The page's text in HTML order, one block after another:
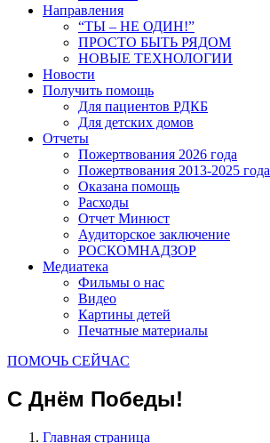
Направления
“ТЫ – НЕ ОДИН!”
ПРОСТО БЫТЬ РЯДОМ
НОВЫЕ ТЕХНОЛОГИИ
Новости
Получить помощь
Для пациентов РДКБ
Для детских домов
Отчеты
Пожертвования 2026 года
Пожертвования 2013-2025 года
Оказана помощь
Расходы
Отчет Минюст
Аудиторское заключение
РОСКОМНАДЗОР
Медиатека
Фильмы о нас
Видео
Картины детей
Печатные материалы
ПОМОЧЬ СЕЙЧАС
С Днём Победы!
Главная страница